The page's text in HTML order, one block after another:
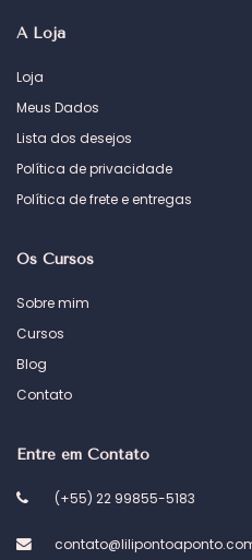
A Loja
Loja
Meus Dados
Lista dos desejos
Política de privacidade
Política de frete e entregas
Os Cursos
Sobre mim
Cursos
Blog
Contato
Entre em Contato
(+55) 22 99855-5183